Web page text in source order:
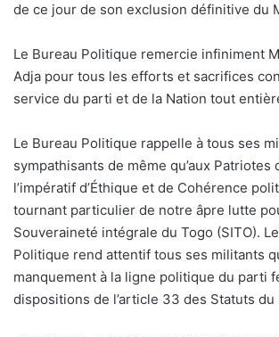
de ce jour de son exclusion définitive du
Le Bureau Politique remercie infiniment
Adja pour tous les efforts et sacrifices
service du parti et de la Nation tout
Le Bureau Politique rappelle à tous ses
sympathisants de même qu’aux Patriotes
l’impératif d’Éthique et de Cohérence
tournant particulier de notre âpre lutte
Souveraineté intégrale du Togo (SITO).
Politique rend attentif tous ses militants
manquement à la ligne politique du parti
dispositions de l’article 33 des Statuts du